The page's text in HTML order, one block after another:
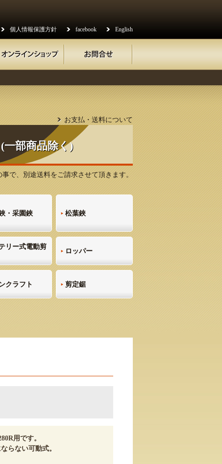
個人情報保護方針 facebook English
お支払・送料について
一部商品除く)
で、別途送料をご請求させて頂きます。
・采園鋏 松葉鋏
リー式電動剪
ロッパー
クラフト 剪定鋸
用です。
らない可動式。